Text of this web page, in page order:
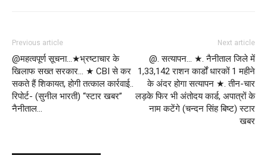
Previous article
@महत्वपूर्ण सूचना…★भ्रष्टाचार के
खिलाफ सख्त सरकार… ★ CBI से कर
सकते हैं शिकायत, होगी तत्काल कार्रवाई..
रिपोर्ट- (सुनील भारती) “स्टार खबर”
नैनीताल…
Next article
@. सत्यापन… ★. नैनीताल जिले में
1,33,142 राशन कार्डों धारकों 1 महीने
के अंदर होगा सत्यापन ★. तीन-चार
लड़के फिर भी अंतोदय कार्ड, अपात्रों के
नाम कटेंगे (चन्दन सिंह बिष्ट) स्टार
खबर